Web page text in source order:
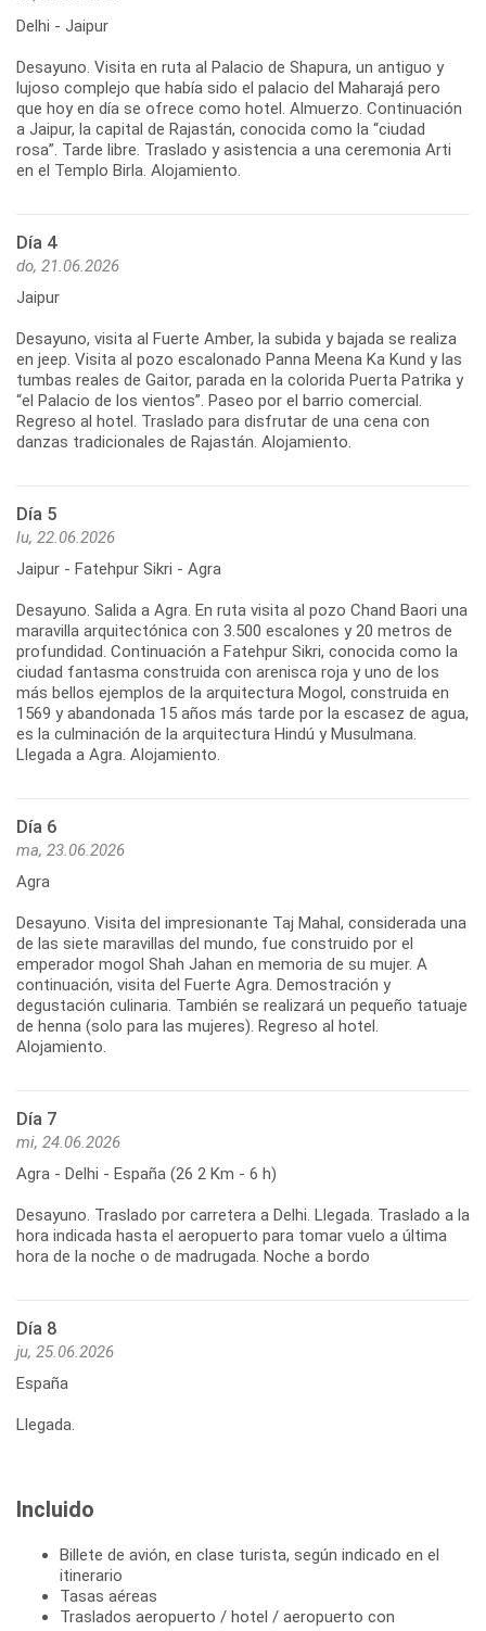
Delhi - Jaipur
Desayuno. Visita en ruta al Palacio de Shapura, un antiguo y
lujoso complejo que había sido el palacio del Maharajá pero
que hoy en día se ofrece como hotel. Almuerzo. Continuación
a Jaipur, la capital de Rajastán, conocida como la “ciudad
rosa”. Tarde libre. Traslado y asistencia a una ceremonia Arti
en el Templo Birla. Alojamiento.
Día 4
do, 21.06.2026
Jaipur
Desayuno, visita al Fuerte Amber, la subida y bajada se realiza
en jeep. Visita al pozo escalonado Panna Meena Ka Kund y las
tumbas reales de Gaitor, parada en la colorida Puerta Patrika y
“el Palacio de los vientos”. Paseo por el barrio comercial.
Regreso al hotel. Traslado para disfrutar de una cena con
danzas tradicionales de Rajastán. Alojamiento.
Día 5
lu, 22.06.2026
Jaipur - Fatehpur Sikri - Agra
Desayuno. Salida a Agra. En ruta visita al pozo Chand Baori una
maravilla arquitectónica con 3.500 escalones y 20 metros de
profundidad. Continuación a Fatehpur Sikri, conocida como la
ciudad fantasma construida con arenisca roja y uno de los
más bellos ejemplos de la arquitectura Mogol, construida en
1569 y abandonada 15 años más tarde por la escasez de agua,
es la culminación de la arquitectura Hindú y Musulmana.
Llegada a Agra. Alojamiento.
Día 6
ma, 23.06.2026
Agra
Desayuno. Visita del impresionante Taj Mahal, considerada una
de las siete maravillas del mundo, fue construido por el
emperador mogol Shah Jahan en memoria de su mujer. A
continuación, visita del Fuerte Agra. Demostración y
degustación culinaria. También se realizará un pequeño tatuaje
de henna (solo para las mujeres). Regreso al hotel.
Alojamiento.
Día 7
mi, 24.06.2026
Agra - Delhi - España (26 2 Km - 6 h)
Desayuno. Traslado por carretera a Delhi. Llegada. Traslado a la
hora indicada hasta el aeropuerto para tomar vuelo a última
hora de la noche o de madrugada. Noche a bordo
Día 8
ju, 25.06.2026
España
Llegada.
Incluido
Billete de avión, en clase turista, según indicado en el
itinerario
Tasas aéreas
Traslados aeropuerto / hotel / aeropuerto con